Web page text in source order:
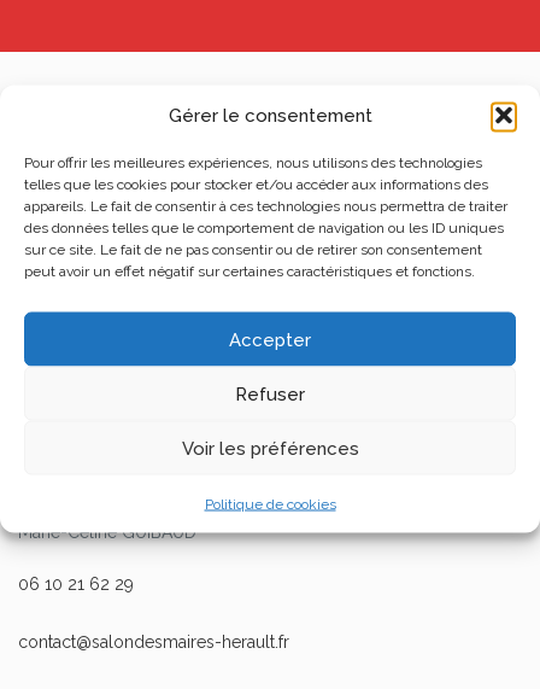
Gérer le consentement
Pour offrir les meilleures expériences, nous utilisons des technologies
telles que les cookies pour stocker et/ou accéder aux informations des
appareils. Le fait de consentir à ces technologies nous permettra de traiter
des données telles que le comportement de navigation ou les ID uniques
sur ce site. Le fait de ne pas consentir ou de retirer son consentement
peut avoir un effet négatif sur certaines caractéristiques et fonctions.
Accepter
Refuser
Voir les préférences
Politique de cookies
Cancel
You cancel order successful
CONTACT PRESSE
Marie-Céline GUIBAUD
06 10 21 62 29
contact@salondesmaires-herault.fr